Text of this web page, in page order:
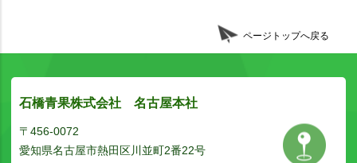
ページトップへ戻る
石橋青果株式会社 名古屋本社
〒456-0072
愛知県名古屋市熱田区川並町2番22号